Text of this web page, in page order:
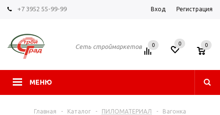
+7 3952 55-99-99 Вход Регистрация
Сеть строймаркетов
МЕНЮ
0 0 0
Главная - Каталог - ПИЛОМАТЕРИАЛ - Вагонка